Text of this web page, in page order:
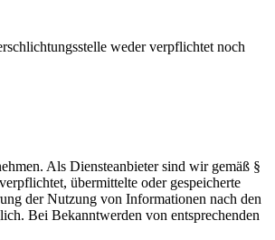
weder verpflichtet noch
Als Diensteanbieter sind wir gemäß §
übermittelte oder gespeicherte
der Nutzung von Informationen nach den
Bei Bekanntwerden von entsprechenden